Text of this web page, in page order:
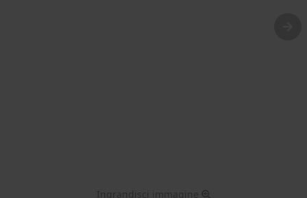
Ingrandisci immagine